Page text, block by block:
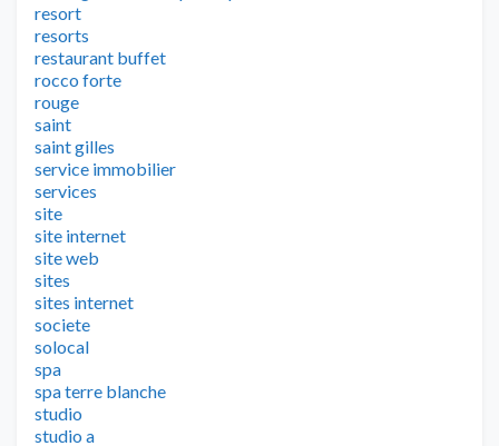
resort
resorts
restaurant buffet
rocco forte
rouge
saint
saint gilles
service immobilier
services
site
site internet
site web
sites
sites internet
societe
solocal
spa
spa terre blanche
studio
studio a